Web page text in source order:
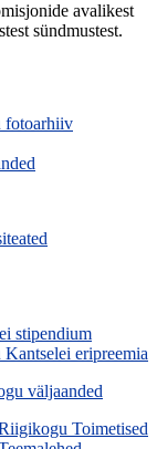
avalikest
sündmustest.
fotoarhiiv
stipendium
eripreemia
väljaanded
Toimetised